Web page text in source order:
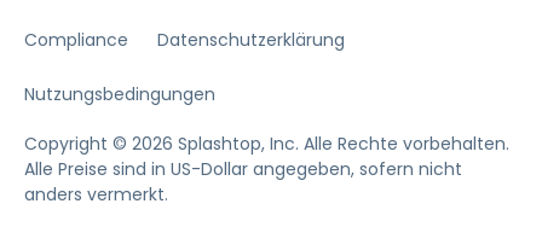
Compliance Datenschutzerklärung
Nutzungsbedingungen
Copyright © 2026 Splashtop, Inc. Alle Rechte vorbehalten.
Alle Preise sind in US-Dollar angegeben, sofern nicht
anders vermerkt.